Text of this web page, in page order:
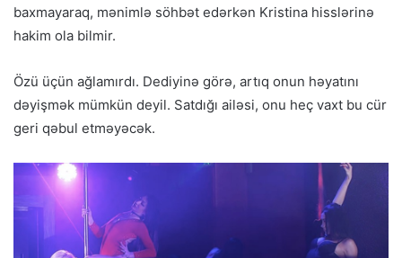
baxmayaraq, mənimlə söhbət edərkən Kristina hisslərinə
hakim ola bilmir.
Özü üçün ağlamırdı. Dediyinə görə, artıq onun həyatını
dəyişmək mümkün deyil. Satdığı ailəsi, onu heç vaxt bu cür
geri qəbul etməyəcək.